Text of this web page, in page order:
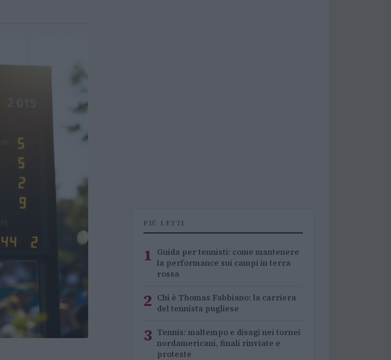
PIÙ LETTI
1 Guida per tennisti: come mantenere
la performance sui campi in terra
rossa
2 Chi è Thomas Fabbiano: la carriera
del tennista pugliese
3 Tennis: maltempo e disagi nei tornei
nordamericani, finali rinviate e
proteste